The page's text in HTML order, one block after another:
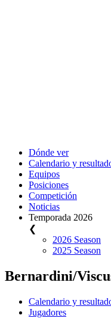
Dónde ver
Calendario y
Equipos
Posiciones
Competición
Noticias
Temporada 2026
❮
2026 Season
2025 Season
Bernardini/
Calendario y
Jugadores